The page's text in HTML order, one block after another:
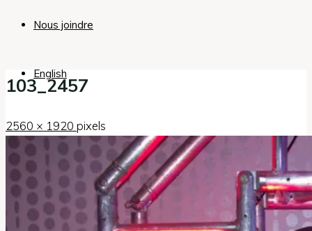
Nous joindre
English
103_2457
Taille
originale
2560 × 1920 pixels